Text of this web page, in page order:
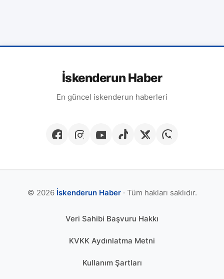
İskenderun Haber
En güncel iskenderun haberleri
© 2026 İskenderun Haber· Tüm hakları saklıdır.
Veri Sahibi Başvuru Hakkı
KVKK Aydınlatma Metni
Kullanım Şartları